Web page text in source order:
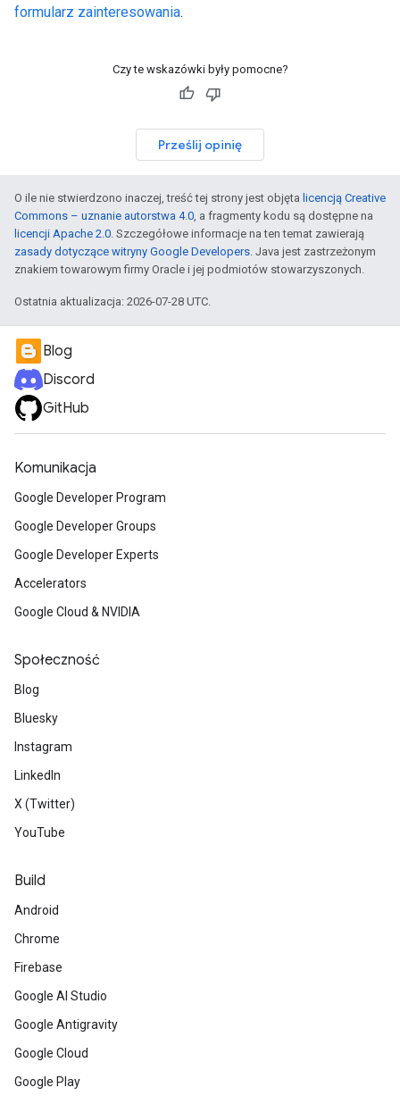
formularz zainteresowania.
Czy te wskazówki były pomocne?
Prześlij opinię
O ile nie stwierdzono inaczej, treść tej strony jest objęta licencją Creative
Commons – uznanie autorstwa 4.0, a fragmenty kodu są dostępne na
licencji Apache 2.0. Szczegółowe informacje na ten temat zawierają
zasady dotyczące witryny Google Developers. Java jest zastrzeżonym
znakiem towarowym firmy Oracle i jej podmiotów stowarzyszonych.
Ostatnia aktualizacja: 2026-07-28 UTC.
Blog
Discord
GitHub
Komunikacja
Google Developer Program
Google Developer Groups
Google Developer Experts
Accelerators
Google Cloud & NVIDIA
Społeczność
Blog
Bluesky
Instagram
LinkedIn
X (Twitter)
YouTube
Build
Android
Chrome
Firebase
Google AI Studio
Google Antigravity
Google Cloud
Google Play